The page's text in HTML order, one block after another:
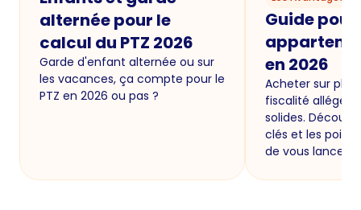
alternée pour le
calcul du PTZ 2026
Garde d'enfant alternée ou sur
les vacances, ça compte pour le
PTZ en 2026 ou pas ?
Guide
en 2026
Acheter sur
fiscalité allégée
solides.
clés et les
de vous lancer.